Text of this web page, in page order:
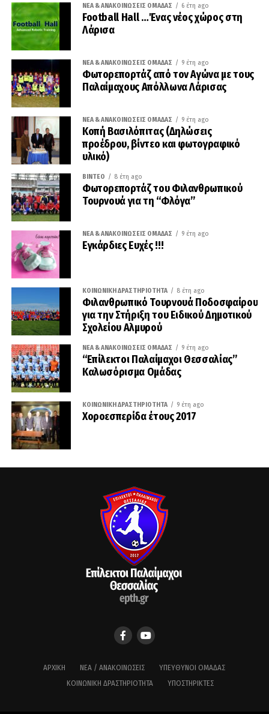
ΝΈΑ & ΑΝΑΚΟΙΝΏΣΕΙΣ ΟΜΆΔΑΣ 6 έτη ago
Football Hall …Ένας νέος χώρος στη
Λάρισα
ΝΈΑ & ΑΝΑΚΟΙΝΏΣΕΙΣ ΟΜΆΔΑΣ 9 έτη ago
Φωτορεπορτάζ από τον Αγώνα με τους
Παλαίμαχους Απόλλωνα Λάρισας
ΝΈΑ & ΑΝΑΚΟΙΝΏΣΕΙΣ ΟΜΆΔΑΣ 9 έτη ago
Κοπή Βασιλόπιτας (Δηλώσεις
προέδρου, βίντεο και φωτογραφικό
υλικό)
ΒΊΝΤΕΟ 8 έτη ago
Φωτορεπορτάζ του Φιλανθρωπικού
Τουρνουά για τη “Φλόγα”
ΝΈΑ & ΑΝΑΚΟΙΝΏΣΕΙΣ ΟΜΆΔΑΣ 9 έτη ago
Εγκάρδιες Ευχές !!!
ΚΟΙΝΩΝΙΚΉ ΔΡΑΣΤΗΡΙΌΤΗΤΑ 8 έτη ago
Φιλανθρωπικό Τουρνουά Ποδοσφαίρου
για την Στήριξη του Ειδικού Δημοτικού
Σχολείου Αλμυρού
ΝΈΑ & ΑΝΑΚΟΙΝΏΣΕΙΣ ΟΜΆΔΑΣ 9 έτη ago
“Επίλεκτοι Παλαίμαχοι Θεσσαλίας”
Καλωσόρισμα Ομάδας
ΚΟΙΝΩΝΙΚΉ ΔΡΑΣΤΗΡΙΌΤΗΤΑ 9 έτη ago
Χοροεσπερίδα έτους 2017
ΑΡΧΙΚΉ ΝΈΑ / ΑΝΑΚΟΙΝΏΣΕΙΣ
ΥΠΕΎΘΥΝΟΙ ΟΜΆΔΑΣ
ΚΟΙΝΩΝΙΚΉ ΔΡΑΣΤΗΡΙΌΤΗΤΑ
ΥΠΟΣΤΗΡΙΚΤΈΣ